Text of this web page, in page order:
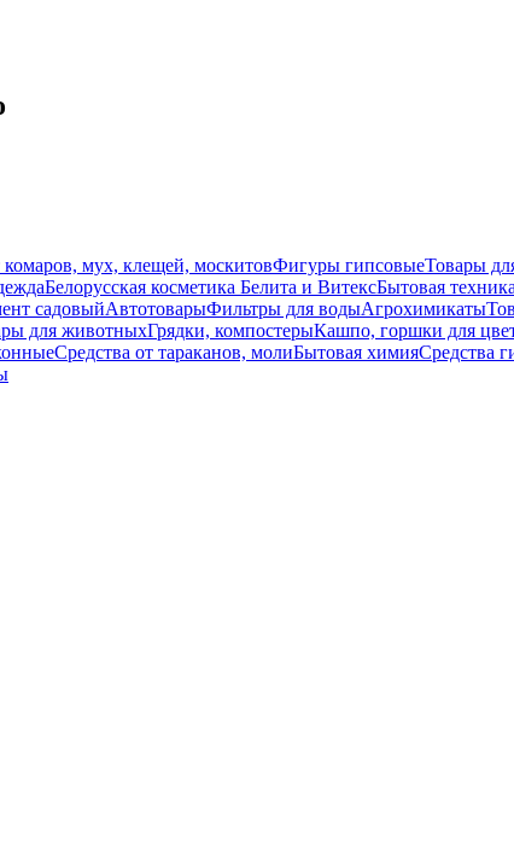
комаров, мух, клещей, москитовФигуры гипсовыеТовары
Белорусская косметика Белита и ВитексБытовая техника
садовыйАвтотоварыФильтры для водыАгрохимикаты
для животныхГрядки, компостерыКашпо, горшки для
Средства от тараканов, молиБытовая химияСредства